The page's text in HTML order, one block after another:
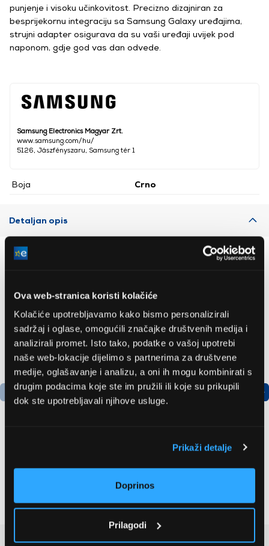
Ova web-stranica koristi kolačiće
Kolačiće upotrebljavamo kako bismo personalizirali
sadržaj i oglase, omogućili značajke društvenih medija i
analizirali promet. Isto tako, podatke o vašoj upotrebi
naše web-lokacije dijelimo s partnerima za društvene
medije, oglašavanje i analizu, a oni ih mogu kombinirati s
drugim podacima koje ste im pružili ili koje su prikupili
dok ste upotrebljavali njihove usluge.
Prikaži detalje
Doprinos
Prilagodi
Samsung Electronics Magyar Zrt.
www.samsung.com/hu/
5126, Jászfényszaru, Samsung tér 1
Boja Crno
punjenje i visoku učinkovitost. Precizno dizajniran za
besprijekornu integraciju sa Samsung Galaxy uređajima,
strujni adapter osigurava da su vaši uređaji uvijek pod
naponom, gdje god vas dan odvede.
Detaljan opis
LG GBBSJ10EPY
504,99 EUR
Recenzije kupaca(0)